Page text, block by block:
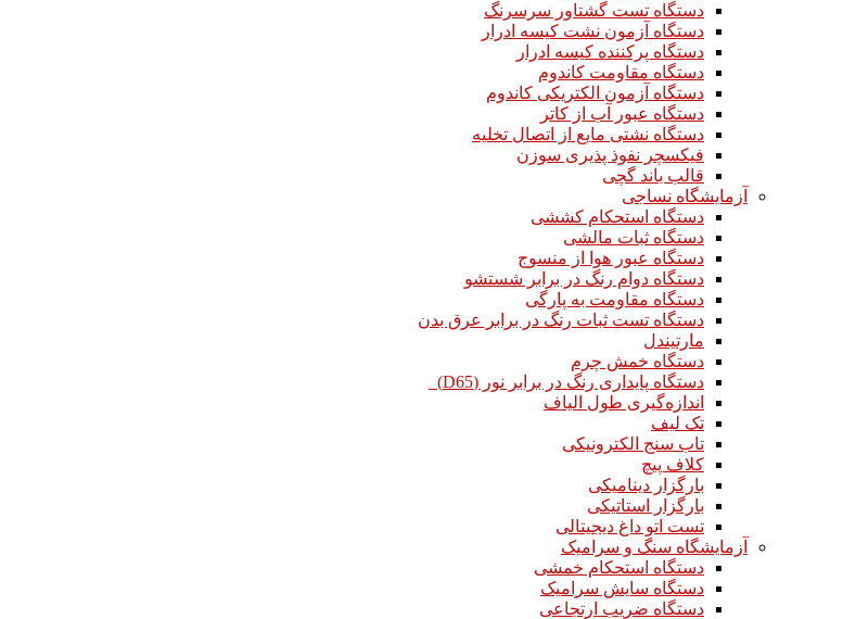
دستگاه تست گشتاور سرسرنگ
دستگاه آزمون نشت کیسه ادرار
دستگاه پرکننده کیسه ادرار
دستگاه مقاومت کاندوم
دستگاه آزمون الکتریکی کاندوم
دستگاه عبور آب از کاتر
دستگاه نشتی مایع از اتصال تخلیه
فیکسچر نفوذ پذیری سوزن
قالب باند گچی
آزمایشگاه نساجی
دستگاه استحکام کششی
دستگاه ثبات مالشی
دستگاه عبور هوا از منسوج
دستگاه دوام رنگ در برابر شستشو
دستگاه مقاومت به پارگی
دستگاه تست ثبات رنگ در برابر عرق بدن
مارتیندل
دستگاه خمش چرم
دستگاه پایداری رنگ در برابر نور (D65)
اندازه‌گیری طول الیاف
تک لیف
تاب سنج الکترونیکی
کلاف پیچ
بارگزار دینامیکی
بارگزار استاتیکی
تست اتو داغ دیجیتالی
آزمایشگاه سنگ و سرامیک
دستگاه استحکام خمشی
دستگاه سایش سرامیک
دستگاه ضریب ارتجاعی